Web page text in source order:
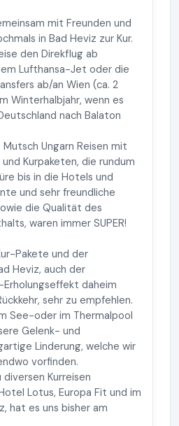
mit Freunden und
in Bad Heviz zur Kur.
den Direkflug ab
Lufthansa-Jet oder die
ab/an Wien (ca. 2
Winterhalbjahr, wenn es
nach Balaton
Ungarn Reisen mit
Kurpaketen, die rundum
bis in die Hotels und
und sehr freundliche
die Qualität des
waren immer SUPER!
Pakete und der
Heviz, auch der
daheim
sehr zu empfehlen.
See-oder im Thermalpool
Gelenk- und
Linderung, welche wir
vorfinden.
Kurreisen
Lotus, Europa Fit und im
hat es uns bisher am